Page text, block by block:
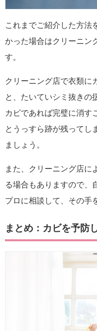
これまでご紹介した方法
かった場合はクリーニン
す。
クリーニング店で衣類に
と、たいていシミ抜きの
カビであれば完璧に消す
とうっすら跡が残ってし
ましょう。
また、クリーニング店に
る場合もありますので、
プロに相談して、その手
まとめ：カビを予防